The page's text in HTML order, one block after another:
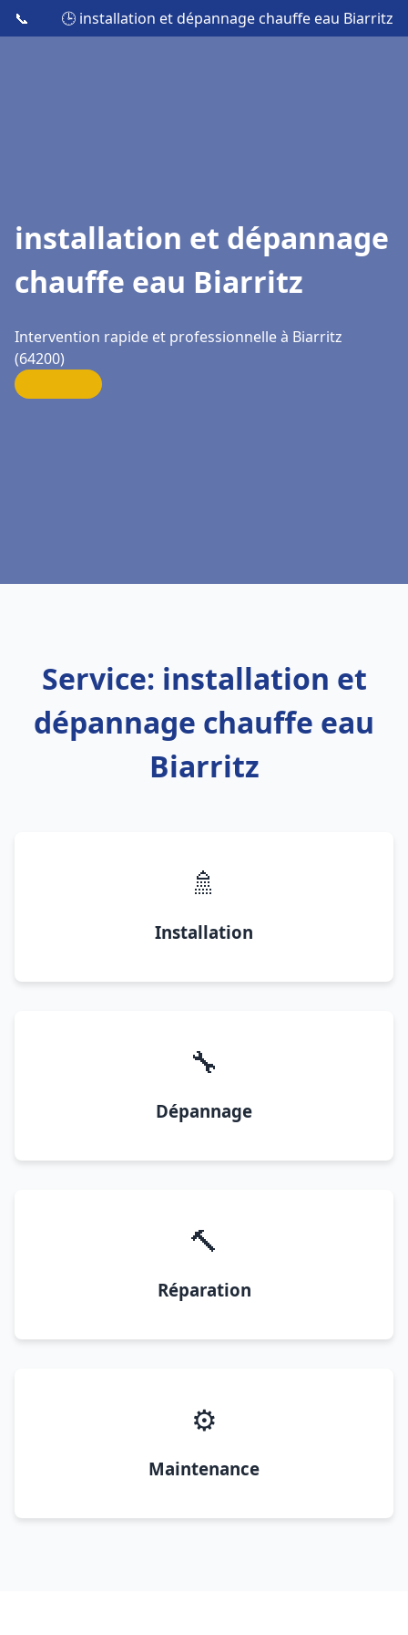
📞 🕒 installation et dépannage chauffe eau Biarritz
installation et dépannage
chauffe eau Biarritz
Intervention rapide et professionnelle à Biarritz
(64200)
Service: installation et
dépannage chauffe eau
Biarritz
🚿
Installation
🔧
Dépannage
🔨
Réparation
⚙️
Maintenance